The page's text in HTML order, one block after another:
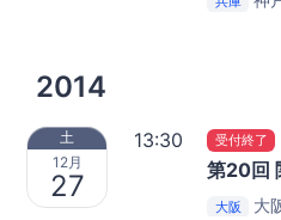
2014
土
12月
27
13:30 受付終了
第20回
大阪 大